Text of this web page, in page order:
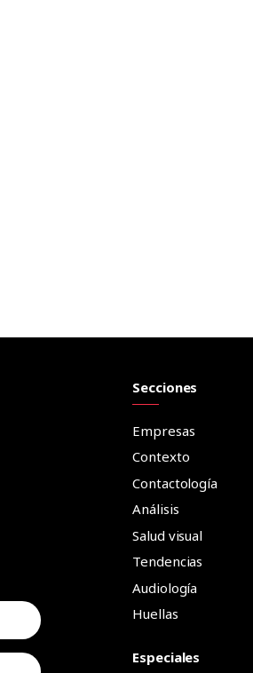
Secciones
Empresas
Contexto
Contactología
Análisis
Salud visual
Tendencias
Audiología
Huellas
Especiales